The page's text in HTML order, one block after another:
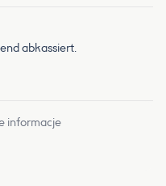
abkassiert.
informacje